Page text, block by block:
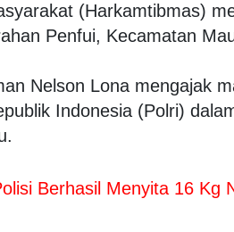
(Harkamtibmas)
Penfui, Kecamatan
Nelson Lona mengajak
Indonesia (Polri)
Berhasil Menyita 16 Kg